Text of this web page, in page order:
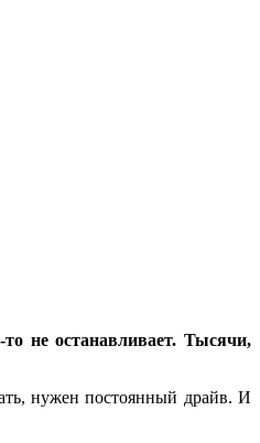
не останавливает. Тысячи,
нужен постоянный драйв. И